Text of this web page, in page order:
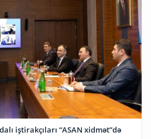
iştirakçıları “ASAN xidmət”də